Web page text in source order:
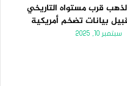
قرب مستواه التاريخي
بيانات تضخم أمريكية
سبتمبر 10, 2025